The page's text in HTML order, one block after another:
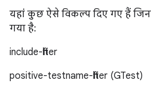
यहां कुछ ऐसे विकल्प दिए गए हैं
गया है:
include-filter
positive-testname-filter (GTest)